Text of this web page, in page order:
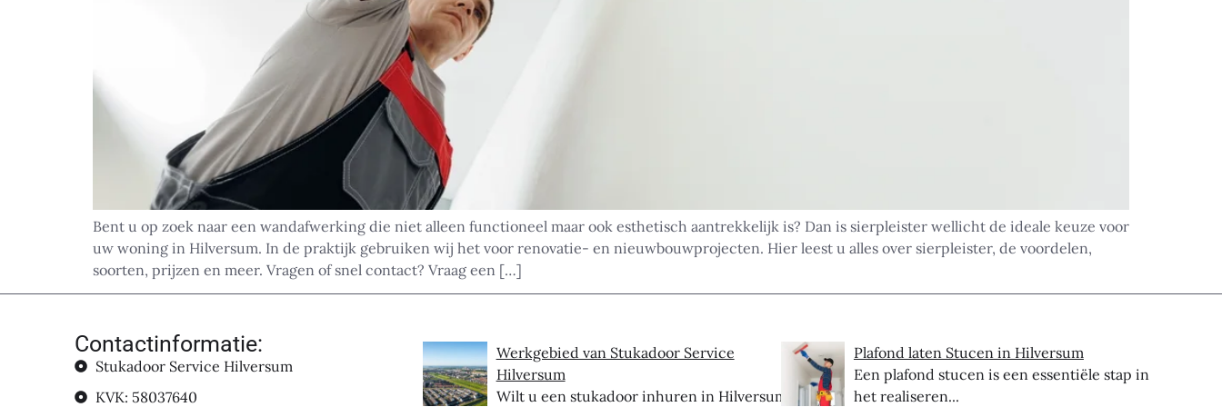
Bent u op zoek naar een wandafwerking die niet alleen functioneel maar ook esthetisch aantrekkelijk is? Dan is sierpleister wellicht de ideale keuze voor
uw woning in Hilversum. In de praktijk gebruiken wij het voor renovatie- en nieuwbouwprojecten. Hier leest u alles over sierpleister, de voordelen,
soorten, prijzen en meer. Vragen of snel contact? Vraag een […]
Contactinformatie:
Stukadoor Service Hilversum
KVK: 58037640
Werkgebied van Stukadoor Service
Hilversum
Wilt u een stukadoor inhuren in Hilversum?
Plafond laten Stucen in Hilversum
Een plafond stucen is een essentiële stap in
het realiseren...